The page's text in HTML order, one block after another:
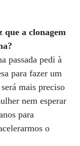
que a clonagem
passada pedi à
para fazer um
mais preciso
nem esperar
para
o